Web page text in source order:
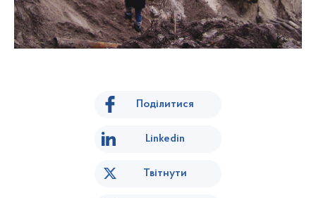
Поділитися
Linkedin
Твітнути